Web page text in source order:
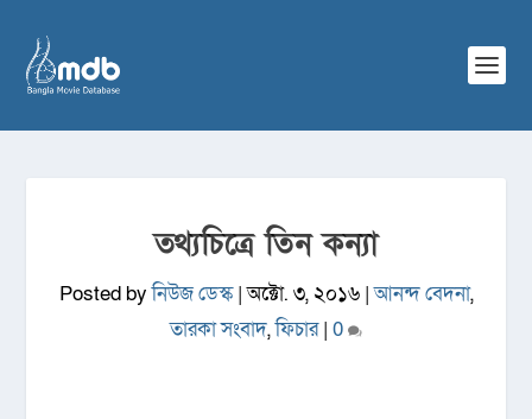
তথ্যচিত্রে তিন কন্যা
Posted byনিউজ ডেস্ক|অক্টো. ৩, ২০১৬|আনন্দ বেদনা,
তারকা সংবাদ,ফিচার| 0